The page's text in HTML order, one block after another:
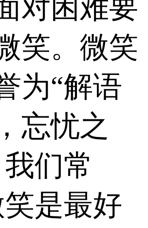
对困难要
笑。微笑
为“解语
忘忧之
们常
是最好